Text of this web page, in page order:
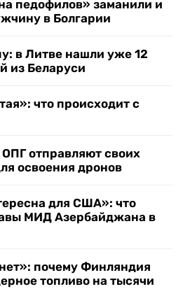
педофилов» заманили и
в Болгарии
в Литве нашли уже 12
из Беларуси
что происходит с
отправляют своих
освоения дронов
для США»: что
МИД Азербайджана в
почему Финляндия
топливо на тысячи